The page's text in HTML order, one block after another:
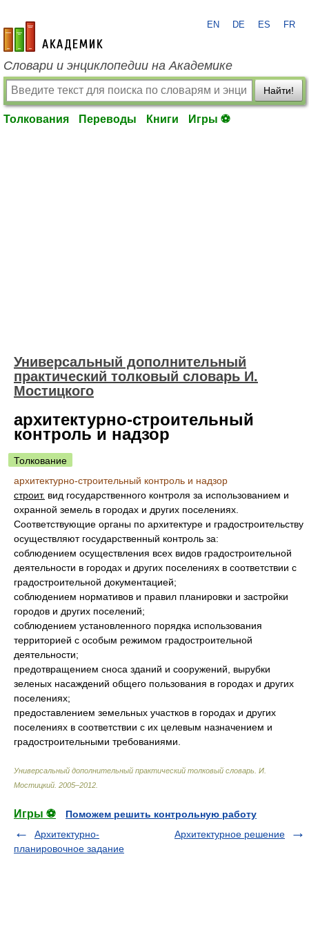
academic.ru
EN DE ES FR
Словари и энциклопедии на Академике
Найти!
Толкования Переводы Книги Игры ⚽
Универсальный дополнительный
практический толковый словарь И.
Мостицкого
архитектурно-строительный
контроль и надзор
Толкование
архитектурно-строительный контроль и надзор
строит. вид государственного контроля за использованием и
охранной земель в городах и других поселениях.
Соответствующие органы по архитектуре и градостроительству
осуществляют государственный контроль за:
соблюдением осуществления всех видов градостроительной
деятельности в городах и других поселениях в соответствии с
градостроительной документацией;
соблюдением нормативов и правил планировки и застройки
городов и других поселений;
соблюдением установленного порядка использования
территорией с особым режимом градостроительной
деятельности;
предотвращением сноса зданий и сооружений, вырубки
зеленых насаждений общего пользования в городах и других
поселениях;
предоставлением земельных участков в городах и других
поселениях в соответствии с их целевым назначением и
градостроительными требованиями.
Универсальный дополнительный практический толковый словарь И.
Мостицкий 2005–2012
Игры ⚽
Поможем решить контрольную работу
Архитектурно-
планировочное задание
Архитектурное решение